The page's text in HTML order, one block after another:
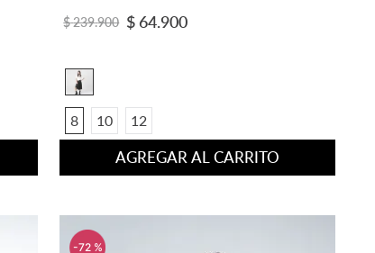
VISTA RAPIDA
$239.900 $ 64.900
8 10 12
AGREGAR AL CARRITO
-72 %